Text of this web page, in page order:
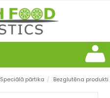
Speciālā pārtika / Bezglutēna produkti